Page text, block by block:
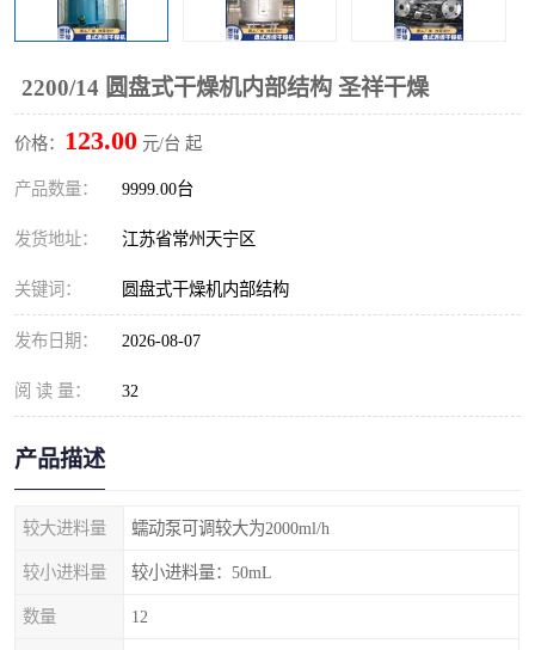
2200/14 圆盘式干燥机内部结构 圣祥干燥
价格： 123.00 元/台 起
产品数量： 9999.00台
发货地址： 江苏省常州天宁区
关键词： 圆盘式干燥机内部结构
发布日期： 2026-08-07
阅 读 量： 32
产品描述
较大进料量 蠕动泵可调较大为2000ml/h
较小进料量 较小进料量：50mL
数量 12